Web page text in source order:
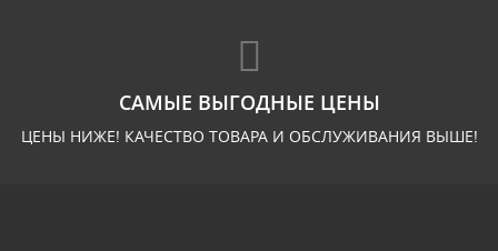
САМЫЕ ВЫГОДНЫЕ ЦЕНЫ
ЦЕНЫ НИЖЕ! КАЧЕСТВО ТОВАРА И ОБСЛУЖИВАНИЯ ВЫШЕ!